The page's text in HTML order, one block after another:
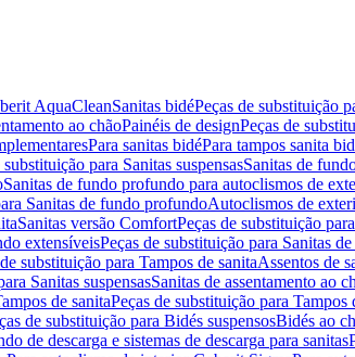
AquaCleanSanitas bidéPeças de substituição
ao chãoPainéis de designPeças de
Para sanitas bidéPara tampos sanita
substituição para Sanitas suspensasSanitas de
Sanitas de fundo profundo para autoclismos de
Sanitas de fundo profundoAutoclismos de
Sanitas versão ComfortPeças de substituição
extensíveisPeças de substituição para Sanitas
substituição para Tampos de sanitaAssentos de
Sanitas suspensasSanitas de assentamento ao
de sanitaPeças de substituição para Tampos
de substituição para Bidés suspensosBidés ao
de descarga e sistemas de descarga para sanitas